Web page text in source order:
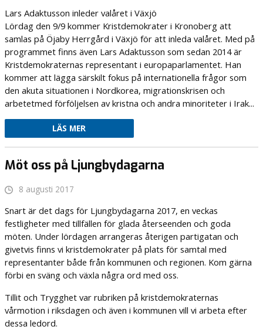
Lars Adaktusson inleder valåret i Växjö
Lördag den 9/9 kommer Kristdemokrater i Kronoberg att
samlas på Öjaby Herrgård i Växjö för att inleda valåret. Med på
programmet finns även Lars Adaktusson som sedan 2014 är
Kristdemokraternas representant i europaparlamentet. Han
kommer att lägga särskilt fokus på internationella frågor som
den akuta situationen i Nordkorea, migrationskrisen och
arbetetmed förföljelsen av kristna och andra minoriteter i Irak...
LÄS MER
Möt oss på Ljungbydagarna
8 augusti 2017
Snart är det dags för Ljungbydagarna 2017, en veckas
festligheter med tillfällen för glada återseenden och goda
möten. Under lördagen arrangeras återigen partigatan och
givetvis finns vi kristdemokrater på plats för samtal med
representanter både från kommunen och regionen. Kom gärna
förbi en sväng och växla några ord med oss.
Tillit och Trygghet var rubriken på kristdemokraternas
vårmotion i riksdagen och även i kommunen vill vi arbeta efter
dessa ledord.